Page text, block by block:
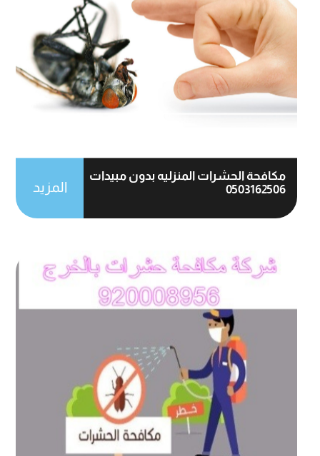
مكافحة الحشرات المنزليه بدون مبيدات
0503162506
المزيد